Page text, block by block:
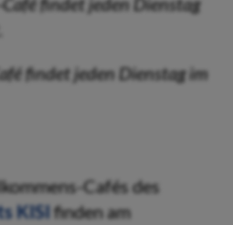
findet jeden Dienstag im
Cafés des
KISIfinden am